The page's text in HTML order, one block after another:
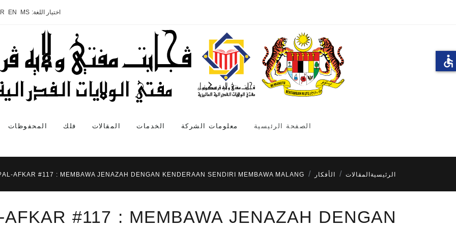
اختيار اللغة: MS
EN
الصفحة الرئيسية معلومات الشركة الخدمات المقالات فلك المحفوظات
الرئيسية المقالات الأفكار AL-AFKAR #117 : MEMBAWA JENAZAH DENGAN KENDERAAN SENDIRI MEMBAWA MALANG?
AFKAR #117 : MEMBAWA JENAZAH DENGAN
accessible